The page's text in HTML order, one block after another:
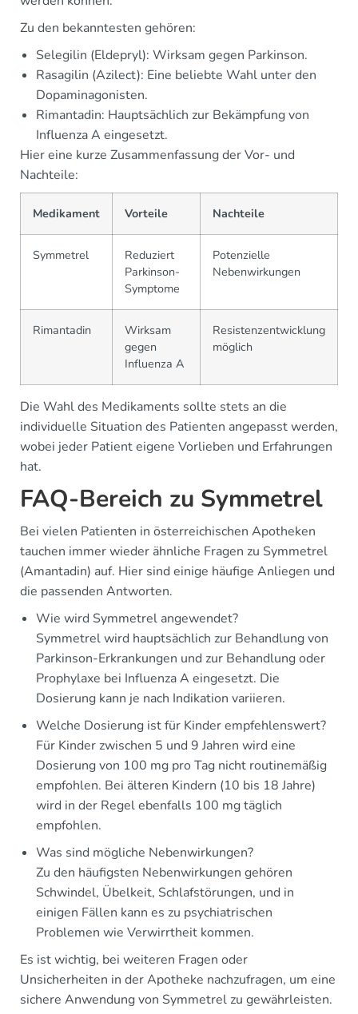
Zu den bekanntesten gehören:
Selegilin (Eldepryl): Wirksam gegen Parkinson.
Rasagilin (Azilect): Eine beliebte Wahl unter den
Dopaminagonisten.
Rimantadin: Hauptsächlich zur Bekämpfung von
Influenza A eingesetzt.
Hier eine kurze Zusammenfassung der Vor- und
Nachteile:
Medikament Vorteile Nachteile
Symmetrel
Reduziert
Parkinson-
Symptome
Potenzielle
Nebenwirkungen
Rimantadin
Wirksam
gegen
Influenza A
Resistenzentwicklung
möglich
Die Wahl des Medikaments sollte stets an die
individuelle Situation des Patienten angepasst werden,
wobei jeder Patient eigene Vorlieben und Erfahrungen
hat.
FAQ-Bereich zu Symmetrel
Bei vielen Patienten in österreichischen Apotheken
tauchen immer wieder ähnliche Fragen zu Symmetrel
(Amantadin) auf. Hier sind einige häufige Anliegen und
die passenden Antworten.
Wie wird Symmetrel angewendet?
Symmetrel wird hauptsächlich zur Behandlung von
Parkinson-Erkrankungen und zur Behandlung oder
Prophylaxe bei Influenza A eingesetzt. Die
Dosierung kann je nach Indikation variieren.
Welche Dosierung ist für Kinder empfehlenswert?
Für Kinder zwischen 5 und 9 Jahren wird eine
Dosierung von 100 mg pro Tag nicht routinemäßig
empfohlen. Bei älteren Kindern (10 bis 18 Jahre)
wird in der Regel ebenfalls 100 mg täglich
empfohlen.
Was sind mögliche Nebenwirkungen?
Zu den häufigsten Nebenwirkungen gehören
Schwindel, Übelkeit, Schlafstörungen, und in
einigen Fällen kann es zu psychiatrischen
Problemen wie Verwirrtheit kommen.
Es ist wichtig, bei weiteren Fragen oder
Unsicherheiten in der Apotheke nachzufragen, um eine
sichere Anwendung von Symmetrel zu gewährleisten.